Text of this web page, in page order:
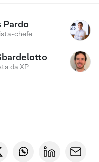
Pardo
chefe
da XP